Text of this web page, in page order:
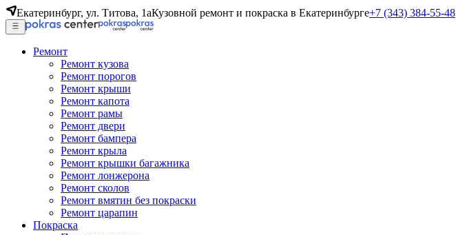
Екатеринбург, ул. Титова, 1аКузовной ремонт и покраска в Екатеринбурге+7 (343) 384-55-48
Ремонт
Ремонт кузова
Ремонт порогов
Ремонт крыши
Ремонт капота
Ремонт рамы
Ремонт двери
Ремонт бампера
Ремонт крыла
Ремонт крышки багажника
Ремонт лонжерона
Ремонт сколов
Ремонт вмятин без покраски
Ремонт царапин
Покраска